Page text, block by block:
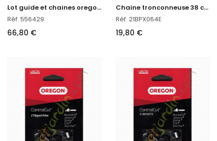
L
ot guide et chaines oregon réf : 556429 en stock
Réf. 556429
66,80 €
C
haine tronconneuse 38 cm Oregon réf : 21BPX064E
Réf. 21BPX064E
19,80 €